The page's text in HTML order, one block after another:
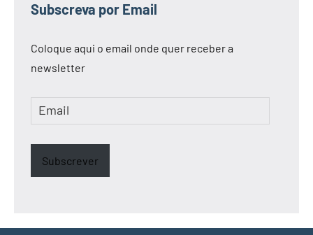
Subscreva por Email
Coloque aqui o email onde quer receber a
newsletter
Email
Subscrever